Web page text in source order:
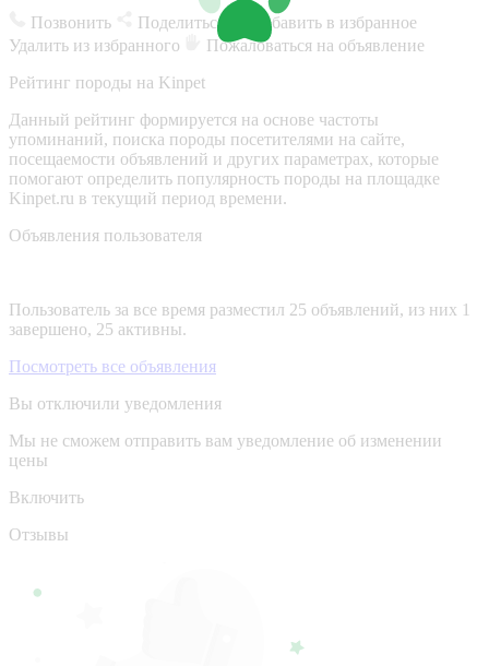
Позвонить Поделиться
Добавить в избранное
Удалить из избранного
Пожаловаться на объявление
Рейтинг породы на Kinpet
Данный рейтинг формируется на основе частоты
упоминаний, поиска породы посетителями на сайте,
посещаемости объявлений и других параметрах, которые
помогают определить популярность породы на площадке
Kinpet.ru в текущий период времени.
Объявления пользователя
Пользователь за все время разместил 25 объявлений, из них 1
завершено, 25 активны.
Посмотреть все объявления
Вы отключили уведомления
Мы не сможем отправить вам уведомление об изменении
цены
Включить
Отзывы